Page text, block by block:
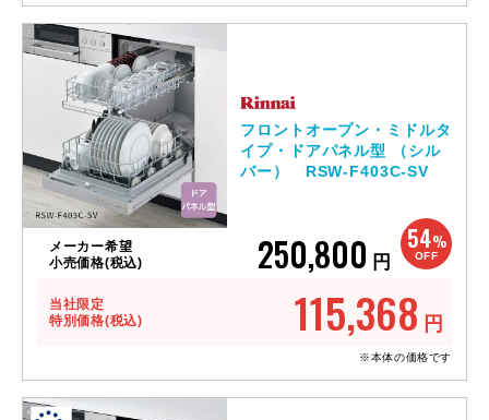
フロントオープン・ミドルタ
イプ・ドアパネル型 （シル
バー） RSW-F403C-SV
54%
OFF
メーカー希望
小売価格(税込)
250,800 円
当社限定
特別価格(税込)
115,368 円
※本体の価格です